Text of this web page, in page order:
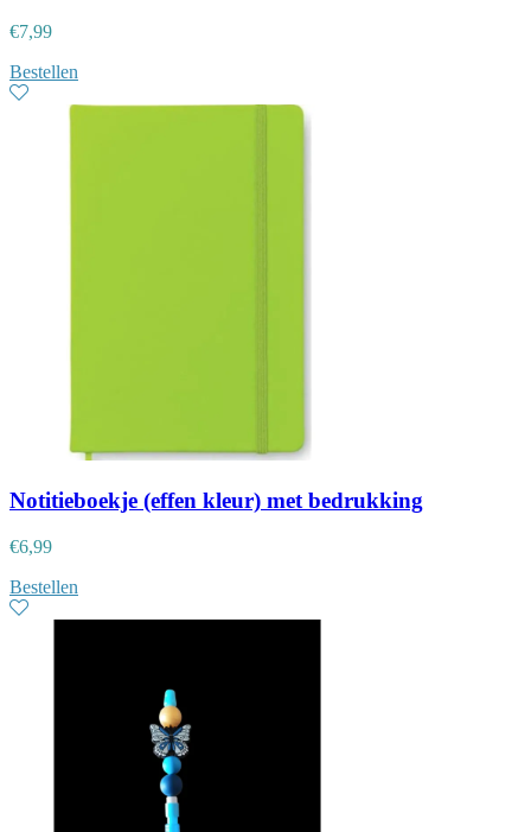
€7,99
Bestellen
Notitieboekje (effen kleur) met bedrukking
€6,99
Bestellen